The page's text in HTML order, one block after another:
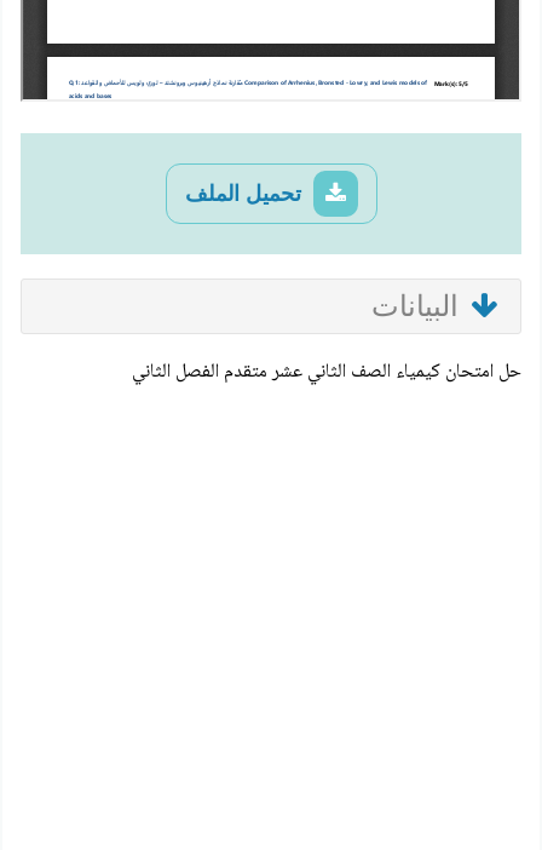
تحميل الملف
البيانات
حل امتحان كيمياء الصف الثاني عشر متقدم الفصل الثاني